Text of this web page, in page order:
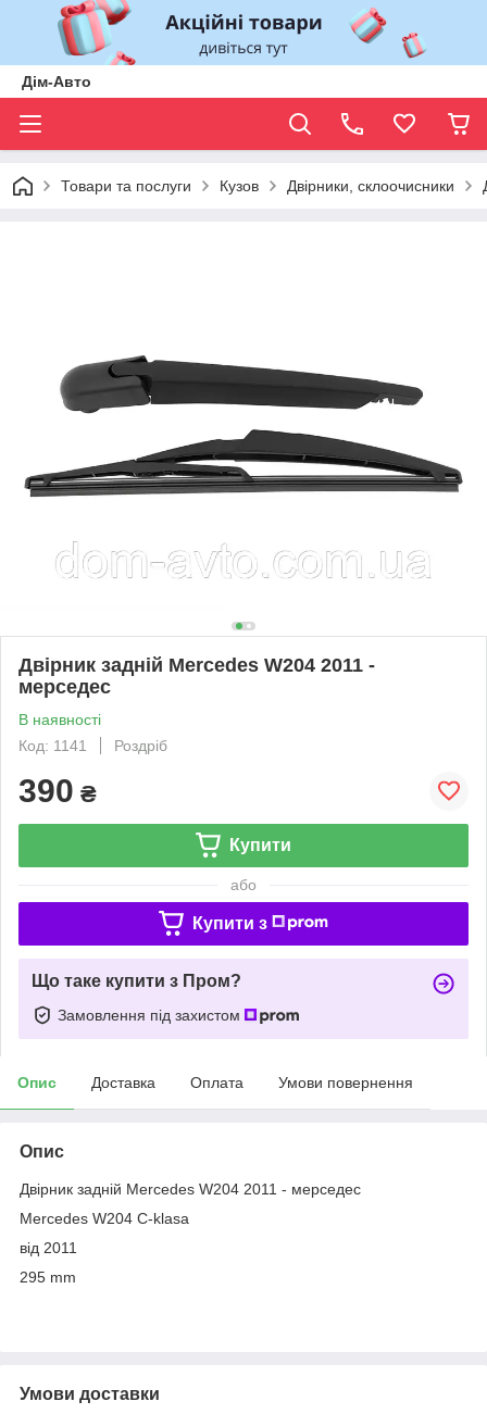
Дім-Авто
Товари та послуги Кузов Двірники, склоочисники
Двірник задній Mercedes W204 2011 -
мерседес
В наявності
Код: 1141
Роздріб
390 ₴
Купити
або
Купити з
Що таке купити з Пром?
Замовлення під захистом
Опис Доставка Оплата Умови повернення
Опис
Двірник задній Mercedes W204 2011 - мерседес
Mercedes W204 C-klasa
від 2011
295 mm
Умови доставки